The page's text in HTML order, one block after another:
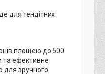
для тендітних
площею до 500
та ефективне
для зручного